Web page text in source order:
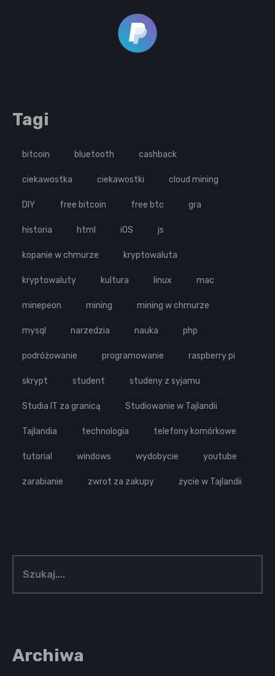
Tagi
bitcoin bluetooth cashback
ciekawostka ciekawostki cloud mining
DIY free bitcoin free btc gra
historia html iOS js
kopanie w chmurze kryptowaluta
kryptowaluty kultura linux mac
minepeon mining mining w chmurze
mysql narzedzia nauka php
podróżowanie programowanie raspberry pi
skrypt student studeny z syjamu
Studia IT za granicą Studiowanie w Tajlandii
Tajlandia technologia telefony komórkowe
tutorial windows wydobycie youtube
zarabianie zwrot za zakupy życie w Tajlandii
Archiwa